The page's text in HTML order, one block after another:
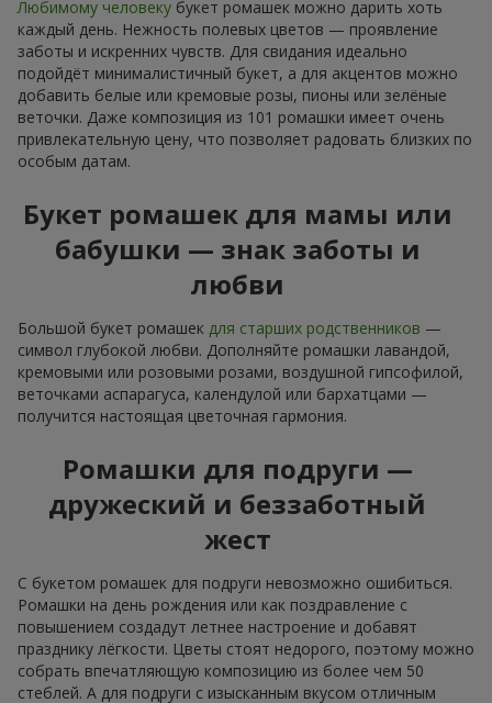
Любимому человеку букет ромашек можно дарить хоть
каждый день. Нежность полевых цветов — проявление
заботы и искренних чувств. Для свидания идеально
подойдёт минималистичный букет, а для акцентов можно
добавить белые или кремовые розы, пионы или зелёные
веточки. Даже композиция из 101 ромашки имеет очень
привлекательную цену, что позволяет радовать близких по
особым датам.
Букет ромашек для мамы или
бабушки — знак заботы и
любви
Большой букет ромашек для старших родственников —
символ глубокой любви. Дополняйте ромашки лавандой,
кремовыми или розовыми розами, воздушной гипсофилой,
веточками аспарагуса, календулой или бархатцами —
получится настоящая цветочная гармония.
Ромашки для подруги —
дружеский и беззаботный
жест
С букетом ромашек для подруги невозможно ошибиться.
Ромашки на день рождения или как поздравление с
повышением создадут летнее настроение и добавят
празднику лёгкости. Цветы стоят недорого, поэтому можно
собрать впечатляющую композицию из более чем 50
стеблей. А для подруги с изысканным вкусом отличным